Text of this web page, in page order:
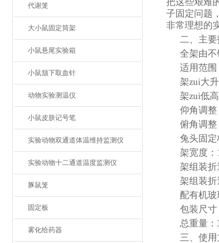
代谢笼
大小鼠固定筒架
小鼠悬尾实验箱
小鼠颔下取血针
动物实验测温仪
小鼠皮肤记号笔
实验动物双通道体温维持监测仪
实验动物十二通道温度监测仪
豚鼠笼
固定板
雾化给药器
子固定问题
非常理想的
二、主
全架由
适用范围
架zui大
架zui低
仰角调整
俯角调整
兔头固
架宽度：
架组装
架组装
配有机
包装尺寸
总重量：
三、使